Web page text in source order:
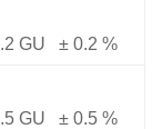
GU ± 0.2 %
GU ± 0.5 %